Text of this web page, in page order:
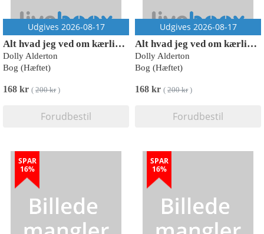
Udgives 2026-08-17
Alt hvad jeg ved om kærlighed
Dolly Alderton
Bog (Hæftet)
168 kr ( 200 kr)
Forudbestil
Udgives 2026-08-17
Alt hvad jeg ved om kærlighed
Dolly Alderton
Bog (Hæftet)
168 kr ( 200 kr)
Forudbestil
SPAR
16%
SPAR
16%